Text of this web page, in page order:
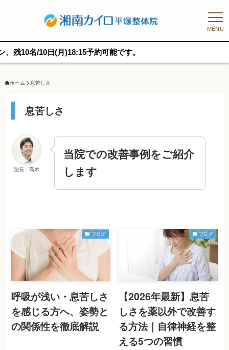
MENU
/10日(月)18:15予約可能です。
ホーム 息苦しさ
息苦しさ
院長：高木
当院での改善事例をご紹介
します
ブログ
呼吸が浅い・息苦しさ
を感じる方へ、姿勢と
の関係性を徹底解説
ブログ
【2026年最新】息苦
しさを薬以外で改善す
る方法｜自律神経を整
える5つの習慣